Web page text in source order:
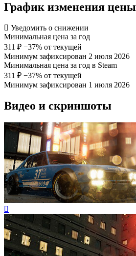
График изменения цены
Уведомить о снижении
Минимальная цена за год
311 ₽ −37% от текущей
Минимум зафиксирован 2 июля 2026
Минимальная цена за год в Steam
311 ₽ −37% от текущей
Минимум зафиксирован 1 июля 2026
Видео и скриншоты